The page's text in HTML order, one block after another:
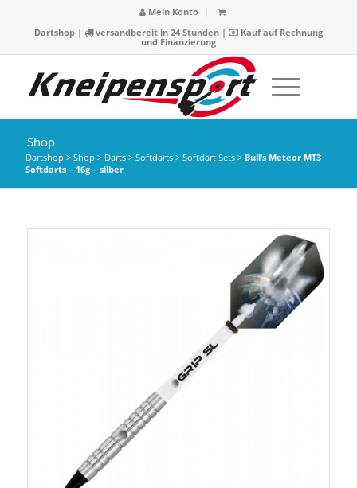
Mein Konto
Dartshop| versandbereit in 24 Stunden |
Kauf auf Rechnung
und Finanzierung
Shop
Dartshop > Shop > Darts> Softdarts> Softdart Sets> Bull’s Meteor MT3
Softdarts – 16g – silber